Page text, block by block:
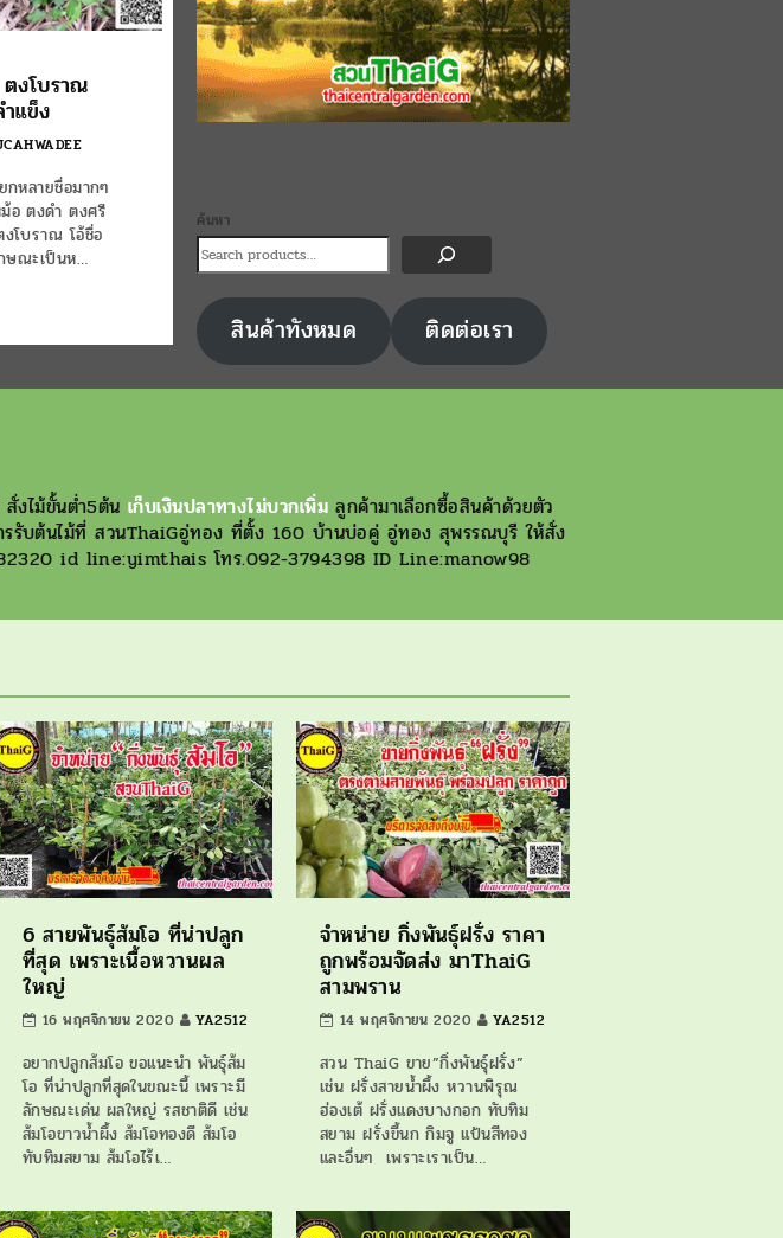
งโบราณ
แข็ง
กหลายชื่อมากๆ
อ ตงดำ ตงศรี
โบราณ โอ้ชื่อ
กษณะเป็นห…
ฝรั่งไส้แดง มีพันธุ์ไหนบ้างต่างกัน
อย่างไร
ในเป็นสีชมพูแดงหรือที่เรียกกันว่าฝรั่งไส้แดง
มีทั้งพันธุ์และพันธุ์ไต้หวัน ตัวที่นำเสนอพันธุ์
ไทยก่อน ฝรั่ง…
ค้นหา
สินค้าทังหมด ติดต่อเรา
งไม้ขั้นต่ำ5ต้น เก็บเงินปลาทางไม่บวกเพิ่มลูกค้ามาเลือกซื้อสินค้าด้วยตัว
รับต้นไม้ที่ สวนThaiGอู่ทอง ที่ตั้ง 160 บ้านบ่อคู่ อู่ทอง สุพรรณบุรี ให้สั่ง
id line:yimthais โทร.092-3794398 ID Line:manow98
6 สายพันธุ์ส้มโอ ที่น่าปลูก
ที่สุด เพราะเนื้อหวานผล
ใหญ่
16 พฤศจิกายน 2020 YA2512
อยากปลูกส้มโอ ขอแนะนำ พันธุ์ส้ม
โอ ที่น่าปลูกที่สุดในขณะนี้ เพราะมี
ลักษณะเด่น ผลใหญ่ รสชาติดี เช่น
ส้มโอขาวน้ำผึ้ง ส้มโอทองดี ส้มโอ
ทับทิมสยาม ส้มโอไร้เ…
จำหน่าย กิ่งพันธุ์ฝรั่ง ราคา
ถูกพร้อมจัดส่ง มาThaiG
สามพราน
14 พฤศจิกายน 2020 YA2512
สวน ThaiG ขาย”กิ่งพันธุ์ฝรั่ง”
เช่น ฝรั่งสายน้ำผึ้ง หวานพิรุณ
ฮ่องเต้ ฝรั่งแดงบางกอก ทับทิม
สยาม ฝรั่งขี้นก กิมจู แป้นสีทอง
และอื่นๆ เพราะเราเป็น…